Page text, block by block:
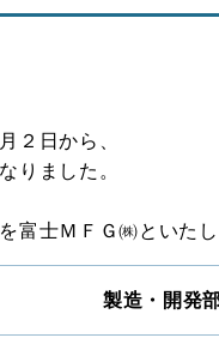
２日から、
りました。
富士ＭＦＧ㈱といたし
製造・開発